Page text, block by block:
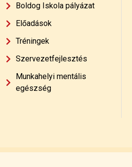
Boldog Iskola pályázat
Előadások
Tréningek
Szervezetfejlesztés
Munkahelyi mentális
egészség